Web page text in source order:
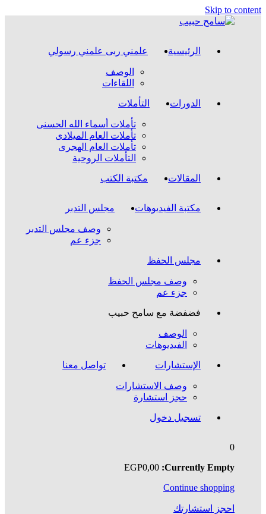
Skip to content
الرئيسية علمني ربى علمني رسولي
الوصف
اللقاءات
الدورات
التأملات
تأملات أسماء الله الحسنى
تأملات العام الميلادى
تأملات العام الهجرى
التأملات الروحية
المقالات
مكتبة الكتب
مكتبة الفيديوهات مجلس التدبر
وصف مجلس التدبر
جزء عم
مجلس الحفظ
وصف مجلس الحفظ
جزء عم
فضفضة مع سامح حبيب
الوصف
الفيديوهات
الإستشارات
وصف الاستشارات
حجز استشارة
تواصل معنا
تسجيل دخول
0
Currently Empty:
EGP0,00
Continue shopping
احجز استشارتك